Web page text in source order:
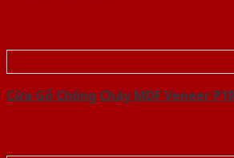
Cửa Gỗ Chống Cháy MDF Veneer